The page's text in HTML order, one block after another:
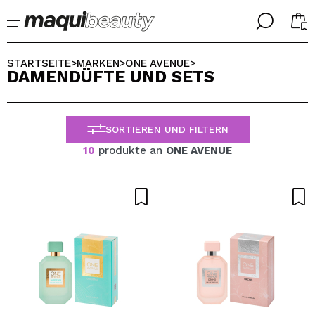
╳
Ich bin bereits #maquilover, ich habe ein Konto
Ich habe hier kein Konto
╳
WÄHLE DEINE SPRACHE
ALEMAN
ESPAÑOL
ENGLISH
FRANCES
STARTSEITE>MARKEN>ONE AVENUE>
DAMENDÜFTE UND SETS
SORTIEREN UND FILTERN
10 produkte an ONE AVENUE